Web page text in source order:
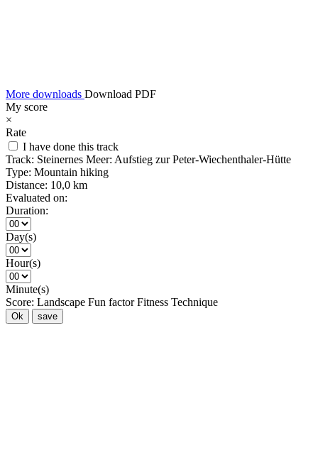
More downloads Download PDF
My score
×
Rate
I have done this track
Track: Steinernes Meer: Aufstieg zur Peter-Wiechenthaler-Hütte
Type: Mountain hiking
Distance: 10,0 km
Evaluated on:
Duration:
Day(s)
Hour(s)
Minute(s)
Score: Landscape Fun factor Fitness Technique
Ok save